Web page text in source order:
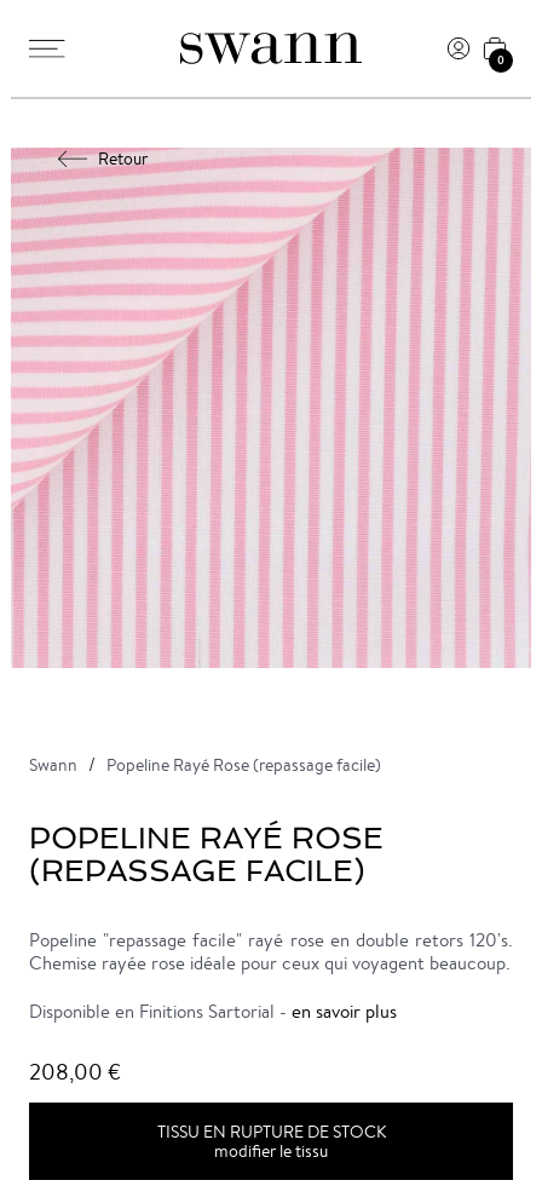
0
Retour
Swann Popeline Rayé Rose (repassage facile)
POPELINE RAYÉ ROSE
(REPASSAGE FACILE)
Popeline "repassage facile" rayé rose en double retors 120's.
Chemise rayée rose idéale pour ceux qui voyagent beaucoup.
Disponible en Finitions Sartorial - en savoir plus
208,00 €
TISSU EN RUPTURE DE STOCK
modifier le tissu